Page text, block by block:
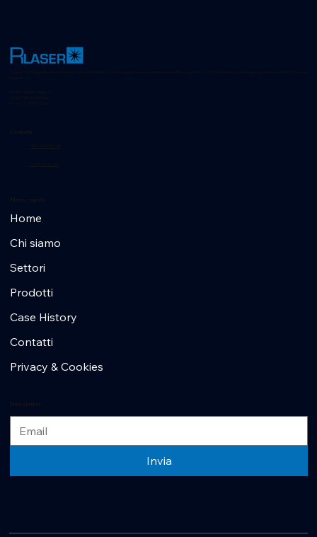
Home
Chi siamo
Settori
Prodotti
Case History
Contatti
Privacy & Cookies
Invia